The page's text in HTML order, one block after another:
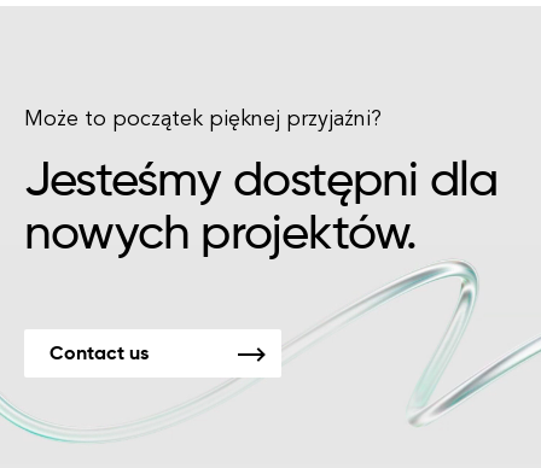
Może to początek pięknej przyjaźni?
Jesteśmy dostępni dla
nowych projektów.
Contact us